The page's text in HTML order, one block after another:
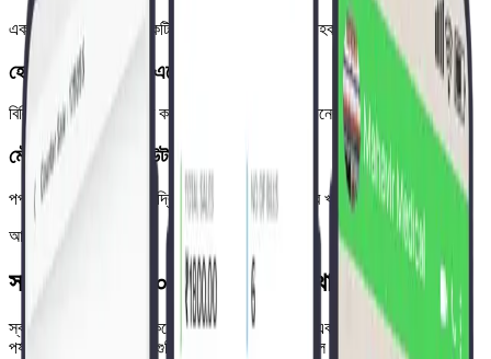
একটি বিলিং মেশিন মানে একটি লাইন — লাইন বাড়লে গ্রাহক চলে যায়।
হোম ডেলিভারি বিলিং এলোমেলো
বিলিং সুবিধা ছাড়া ডেলিভারি কর্মীরা ম্যানুয়াল কাগজ ও মিলানের ঝামেলা তৈরি করে।
মৌসুমী বা অস্থায়ী কাউন্টার সম্ভব নয়
পপ-আপ কাউন্টার, ইভেন্ট বা দ্বিতীয় বিলিং পয়েন্ট হার্ডওয়্যার খরচে সম্ভব নয়।
আপনি ভালো সঙ্গে আছেন
সারা ভারতে ১৪,৮০০+ ফার্মেসির আস্থা
স্বাধীন কাউন্টার থেকে শুরু করে Emami Frank Ross এবং DMart-এর মতো নাম
পর্যন্ত, সারা দেশের ফার্মেসিগুলি Pharmacy Pro-তে চলে।